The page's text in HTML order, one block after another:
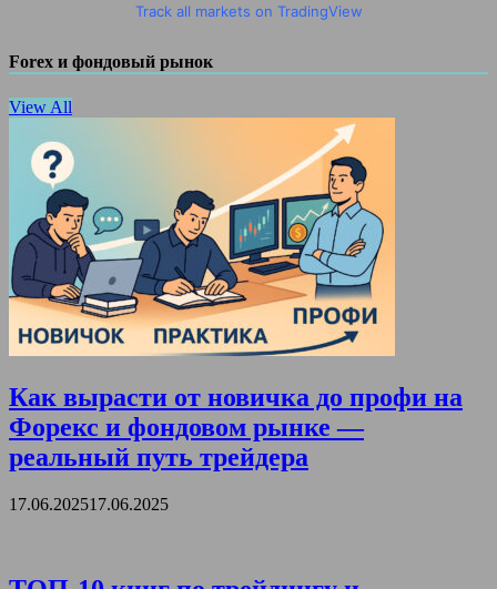
Track all markets on TradingView
Forex и фондовый рынок
View All
Как вырасти от новичка до профи на
Форекс и фондовом рынке —
реальный путь трейдера
17.06.202517.06.2025